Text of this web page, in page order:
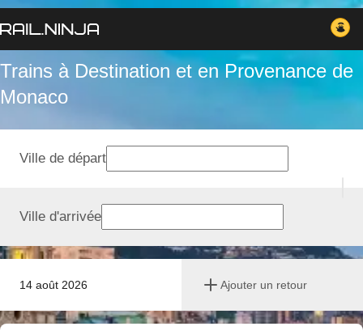
Trains à Destination et en Provenance de
Monaco
14 août 2026 Ajouter un retour
Ville de départ
Ville d'arrivée